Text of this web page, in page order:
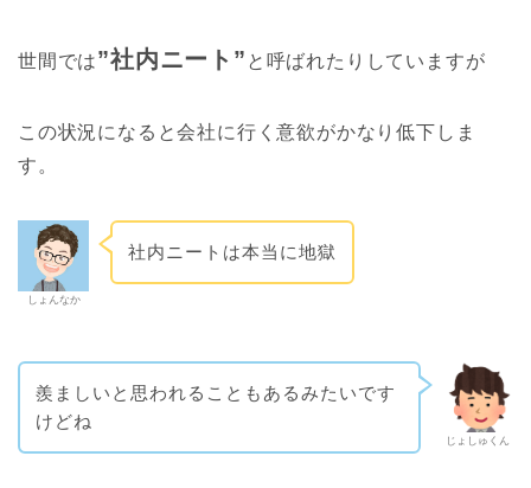
世間では”社内ニート” と呼ばれたりしていますが
この状況になると会社に行く意欲がかなり低下しま
す。
しょんなか
社内ニートは本当に地獄
じょしゅくん
羨ましいと思われることもあるみたいです
けどね